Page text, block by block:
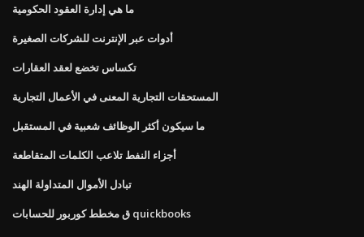
ما هي إدارة العقود الحكومية
أدوات عبر الإنترنت للشركات الصغيرة
تكساس تخضع لعقد العقارات
المستحقات التجارية المعنى في الأعمال التجارية
ما سيكون أكثر الوظائف شعبية في المستقبل
أجزاء النفط تلاعب الكلمات المتقاطعة
تبادل الأموال المتداولة الهند
ق مخطط كوربور للحسابات quickbooks